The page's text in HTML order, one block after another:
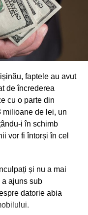
faptele au avut
de încrederea
cu o parte din
milioane de lei, un
i în schimb
vor fi întorși în cel
și nu a mai
ajuns sub
datorie abia